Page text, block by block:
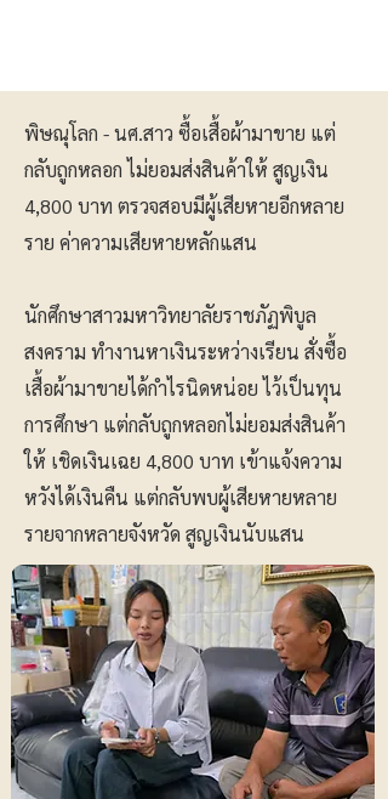
พิษณุโลก - นศ.สาว ซื้อเสื้อผ้ามาขาย แต่
กลับถูกหลอก ไม่ยอมส่งสินค้าให้ สูญเงิน
4,800 บาท ตรวจสอบมีผู้เสียหายอีกหลาย
ราย ค่าความเสียหายหลักแสน
นักศึกษาสาวมหาวิทยาลัยราชภัฏพิบูล
สงคราม ทำงานหาเงินระหว่างเรียน สั่งซื้อ
เสื้อผ้ามาขายได้กำไรนิดหน่อย ไว้เป็นทุน
การศึกษา แต่กลับถูกหลอกไม่ยอมส่งสินค้า
ให้ เชิดเงินเฉย 4,800 บาท เข้าแจ้งความ
หวังได้เงินคืน แต่กลับพบผู้เสียหายหลาย
รายจากหลายจังหวัด สูญเงินนับแสน